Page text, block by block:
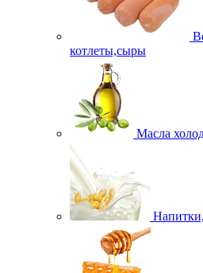
котлеты,сыры
Масла